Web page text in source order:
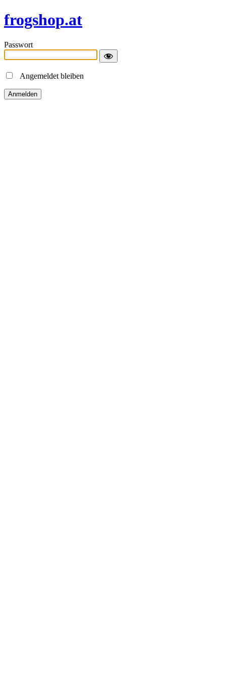
frogshop.at
Passwort
Angemeldet bleiben